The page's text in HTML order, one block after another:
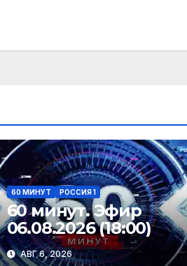
60 МИНУТ РОССИЯ 1
60 минут. Эфир
06.08.2026 (18:00)
АВГ 6, 2026